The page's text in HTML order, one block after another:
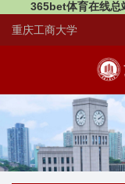
365bet体育在线总
重庆工商大学